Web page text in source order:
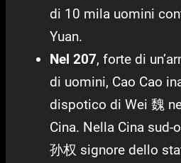
di 10 mila uomini
Yuan.
Nel 207, forte di
di uomini, Cao Cao
dispotico di Wei 魏
Cina. Nella Cina sud-
孙权 signore dello